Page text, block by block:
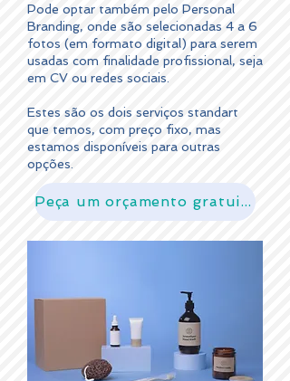
Pode optar também pelo Personal
Branding, onde são selecionadas 4 a 6
fotos (em formato digital) para serem
usadas com finalidade profissional, seja
em CV ou redes sociais.
Estes são os dois serviços standart
que temos, com preço fixo, mas
estamos disponíveis para outras
opções.
Peça um orçamento gratuito